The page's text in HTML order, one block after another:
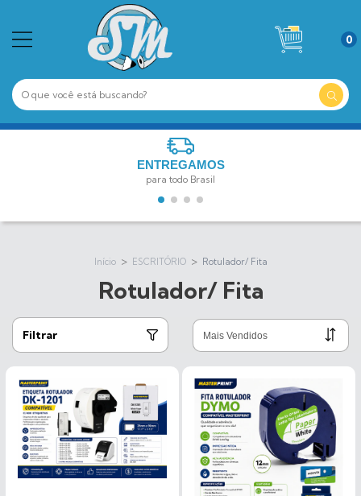
0
ENTREGAMOS
para todo Brasil
Início > ESCRITÓRIO > Rotulador/ Fita
Rotulador/ Fita
Filtrar